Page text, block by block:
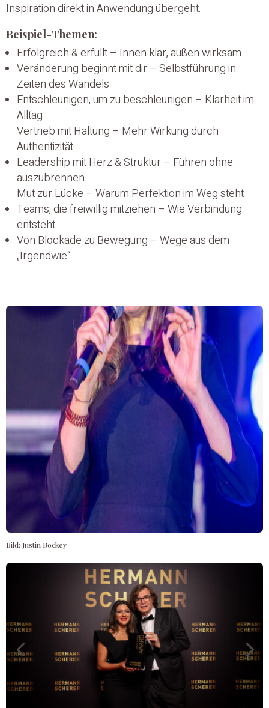
Inspiration direkt in Anwendung übergeht.
Beispiel-Themen:
Erfolgreich & erfüllt – Innen klar, außen wirksam
Veränderung beginnt mit dir – Selbstführung in
Zeiten des Wandels
Entschleunigen, um zu beschleunigen – Klarheit im
Alltag
Vertrieb mit Haltung – Mehr Wirkung durch
Authentizität
Leadership mit Herz & Struktur – Führen ohne
auszubrennen
Mut zur Lücke – Warum Perfektion im Weg steht
Teams, die freiwillig mitziehen – Wie Verbindung
entsteht
Von Blockade zu Bewegung – Wege aus dem
„Irgendwie“
Bild: Justin Bockey